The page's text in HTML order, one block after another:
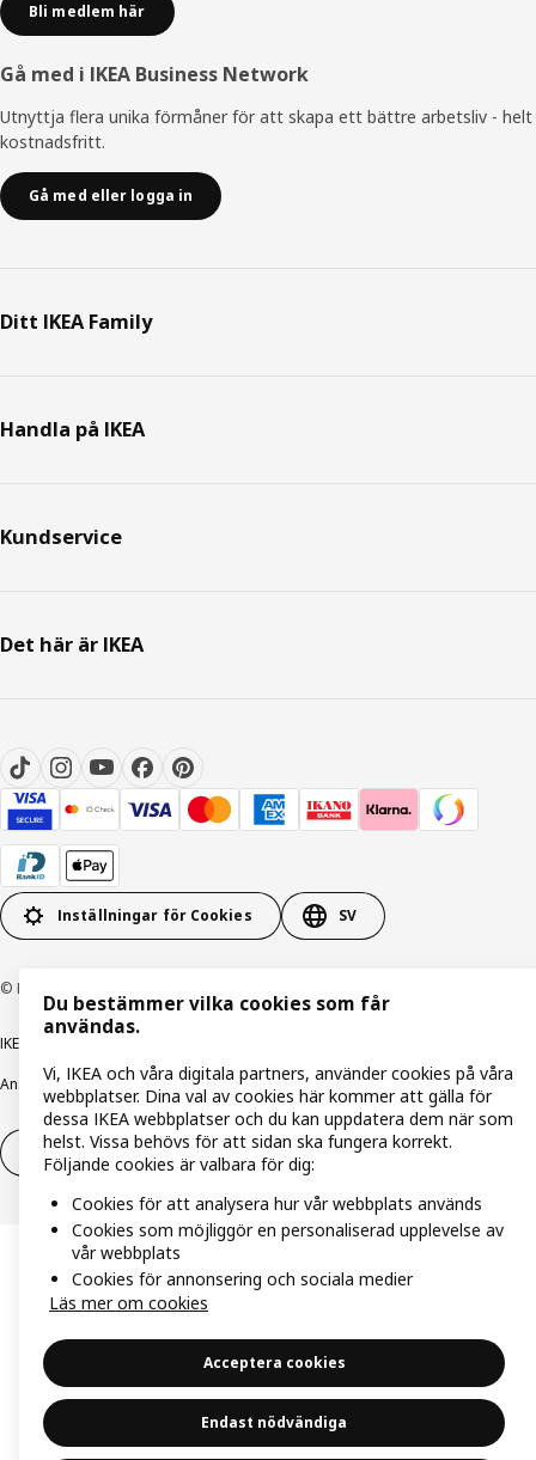
Bli medlem här
Gå med i IKEA Business Network
Utnyttja flera unika förmåner för att skapa ett bättre arbetsliv - helt
kostnadsfritt.
Gå med eller logga in
Ditt IKEA Family
Handla på IKEA
Kundservice
Det här är IKEA
Inställningar för Cookies SV
© Inter IKEA Systems B.V. 1999-2026
IKEA Family integritetspolicy
Ansvarsfullt avslöjandepolicyE-postKöp- & leveransvillkorBolagsinformation
Utöva ångerrätt Utöva ångerrätten för tjänster
Du bestämmer vilka cookies som får
användas.
Vi, IKEA och våra digitala partners, använder cookies på våra
webbplatser. Dina val av cookies här kommer att gälla för
dessa IKEA webbplatser och du kan uppdatera dem när som
helst. Vissa behövs för att sidan ska fungera korrekt.
Följande cookies är valbara för dig:
Cookies för att analysera hur vår webbplats används
Cookies som möjliggör en personaliserad upplevelse av
vår webbplats
Cookies för annonsering och sociala medier
Läs mer om cookies
Acceptera cookies
Endast nödvändiga